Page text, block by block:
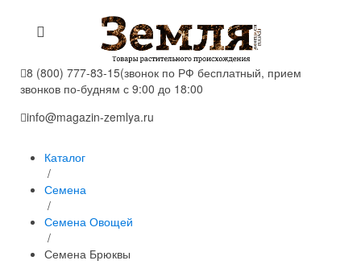
8 (800) 777-83-15(звонок по РФ бесплатный, прием
звонков по-будням с 9:00 до 18:00
info@magazin-zemlya.ru
Каталог
/
Семена
/
Семена Овощей
/
Семена Брюквы